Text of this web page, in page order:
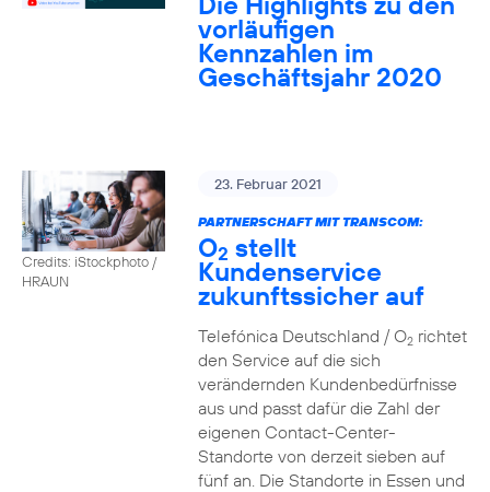
vorläufigen
Kennzahlen im
Geschäftsjahr 2020
Credits: iStockphoto /
HRAUN
23. Februar 2021
PARTNERSCHAFT MIT TRANSCOM:
O2 stellt
Kundenservice
zukunftssicher auf
Telefónica Deutschland / O2richtet
den Service auf die sich
verändernden Kundenbedürfnisse
aus und passt dafür die Zahl der
eigenen Contact-Center-
Standorte von derzeit sieben auf
fünf an. Die Standorte in Essen und